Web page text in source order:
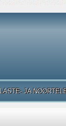
LASTE- JA